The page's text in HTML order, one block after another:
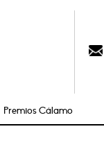
Premios Cálamo